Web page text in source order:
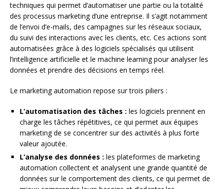
techniques qui permet d’automatiser une partie ou la totalité
des processus marketing d’une entreprise. Il s’agit notamment
de l’envoi d’e-mails, des campagnes sur les réseaux sociaux,
du suivi des interactions avec les clients, etc. Ces actions sont
automatisées grâce à des logiciels spécialisés qui utilisent
l’intelligence artificielle et le machine learning pour analyser les
données et prendre des décisions en temps réel.
Le marketing automation repose sur trois piliers :
L’automatisation des tâches : les logiciels prennent en
charge les tâches répétitives, ce qui permet aux équipes
marketing de se concentrer sur des activités à plus forte
valeur ajoutée.
L’analyse des données : les plateformes de marketing
automation collectent et analysent une grande quantité de
données sur le comportement des clients, ce qui permet de